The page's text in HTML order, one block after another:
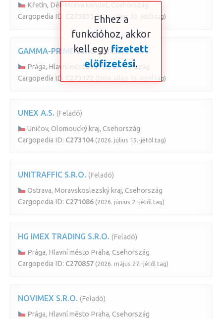
Křetín, Dél-Morva kerület, Csehország
Cargopedia ID:
(2026. július 30.-jétől tag)
GAMMA-PRIME S.R.O (Feladó)
Prága, Hlavní město Praha, Csehország
Cargopedia ID:
(2026. július 16.-jétől tag)
UNEX A.S. (Feladó)
Uničov, Olomoucký kraj, Csehország
Cargopedia ID: C273104 (2026. július 15.-jétől tag)
UNITRAFFIC S.R.O. (Feladó)
Ostrava, Moravskoslezský kraj, Csehország
Cargopedia ID: C271086 (2026. június 2.-jétől tag)
HG IMEX TRADING S.R.O. (Feladó)
Prága, Hlavní město Praha, Csehország
Cargopedia ID: C270857 (2026. május 27.-jétől tag)
NOVIMEX S.R.O. (Feladó)
Prága, Hlavní město Praha, Csehország
Ehhez a
funkcióhoz, akkor
kell egy fizetett
előfizetési.